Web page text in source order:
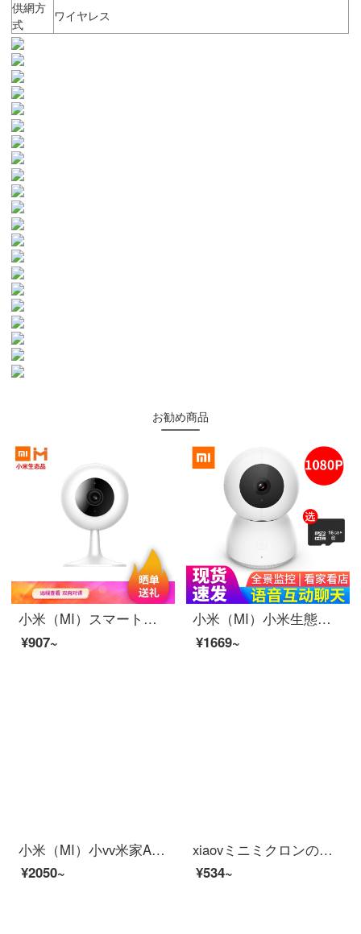
供網方
式
ワイヤレス
お勧め商品
小米（MI）スマートカメラ1080 Pハイビジョン夜間テレビ家庭用カメラ携帯電話の遠隔wifiネットワークの無線監視カメラC 1は小米の生態を再生する白色のスマートカメラの大衆版1080 pを見ます。
¥907~
小米（MI）小米生態白スマートカメラAI音声インタラクティブ家庭監視wifi家庭360度高清夜視強化版カメラ米家白スマートカメラ音声版セット（カメラ延長ケーブルキット）
¥1669~
小米（MI）小vv米家APPビディオカーメンテリングアロン360°云台スピンビオラ家庭用赤外線夜間テレビワイヤレスタネト停電防止カメラ2 K【2 K防水スピン】米家xiaovア雲台+32 Gカード
¥2050~
xiaovミニミクロンの家インテリーと連動したHDアウドゥア雲台防衛犯カメラ家2 k赤外線夜間テレビワイアレンテーネットショッピング64 Gメモカド（8-16日間）
¥534~